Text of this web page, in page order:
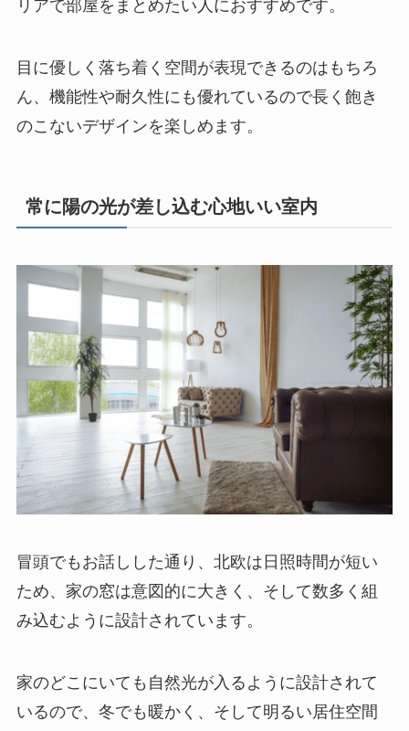
リアで部屋をまとめたい人におすすめです。
目に優しく落ち着く空間が表現できるのはもちろ
ん、機能性や耐久性にも優れているので長く飽き
のこないデザインを楽しめます。
常に陽の光が差し込む心地いい室内
冒頭でもお話しした通り、北欧は日照時間が短い
ため、家の窓は意図的に大きく、そして数多く組
み込むように設計されています。
家のどこにいても自然光が入るように設計されて
いるので、冬でも暖かく、そして明るい居住空間